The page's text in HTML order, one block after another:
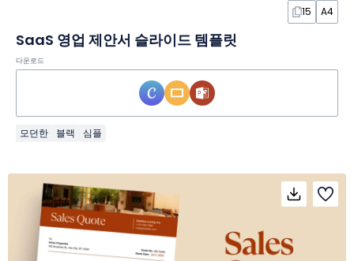
15 A4
SaaS 영업 제안서 슬라이드 템플릿
다운로드
모던한 블랙 심플